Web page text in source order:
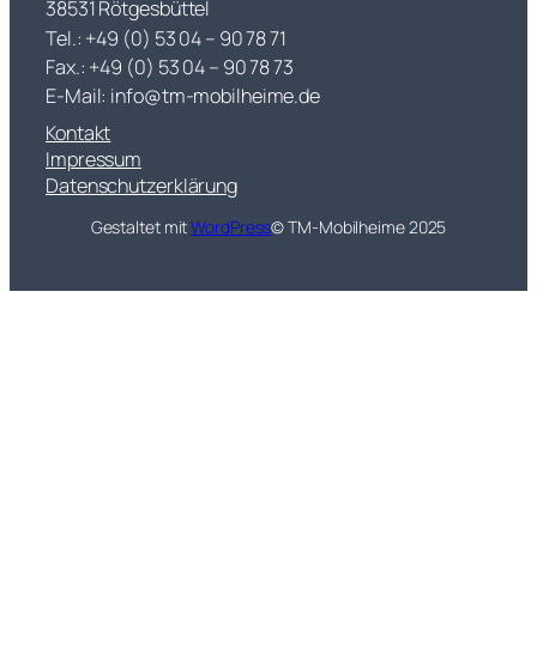
38531 Rötgesbüttel
Tel.: +49 (0) 53 04 – 90 78 71
Fax.: +49 (0) 53 04 – 90 78 73
E-Mail: info@tm-mobilheime.de
Kontakt
Impressum
Datenschutzerklärung
Gestaltet mitWordPress© TM-Mobilheime 2025